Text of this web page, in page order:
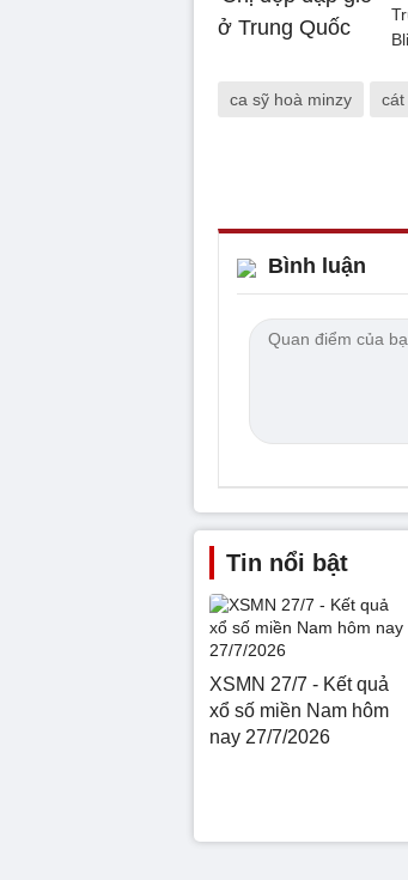
ca sỹ hoà minzy cát
Bình luận
Tin nổi bật
XSMN 27/7 - Kết quả
xổ số miền Nam hôm
nay 27/7/2026